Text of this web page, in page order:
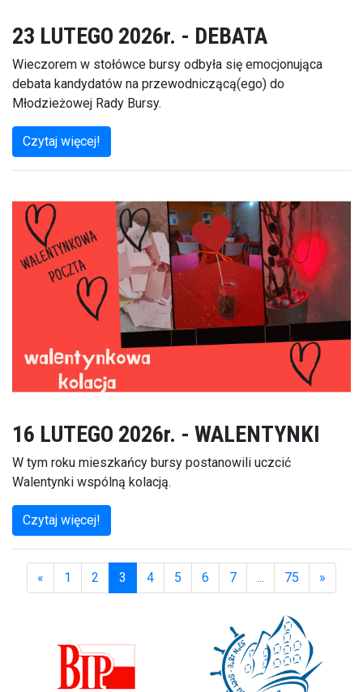
23 LUTEGO 2026r. - DEBATA
Wieczorem w stołówce bursy odbyła się emocjonująca
debata kandydatów na przewodniczącą(ego) do
Młodzieżowej Rady Bursy.
Czytaj więcej!
16 LUTEGO 2026r. - WALENTYNKI
W tym roku mieszkańcy bursy postanowili uczcić
Walentynki wspólną kolacją.
Czytaj więcej!
« 1 2
3
4 5 6 7 75 »